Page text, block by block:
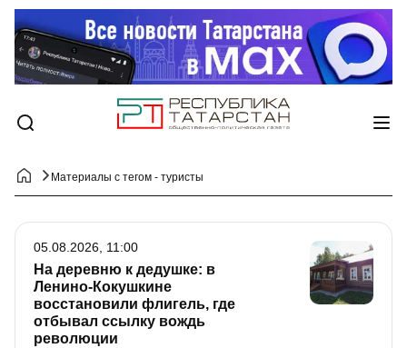
Материалы с тегом - туристы
На деревню к дедушке: в
Ленино-Кокушкине
восстановили флигель, где
отбывал ссылку вождь
революции
05.08.2026, 11:00